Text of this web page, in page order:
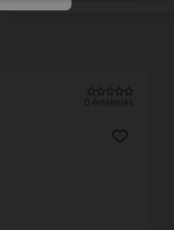
0 értékelés